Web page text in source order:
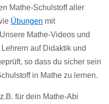
Mathe-Schulstoff aller
Übungen mit
Mathe-Videos und
auf Didaktik und
so dass du sicher sein
in Mathe zu lernen.
für dein Mathe-Abi